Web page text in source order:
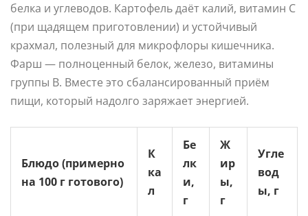
белка и углеводов. Картофель даёт калий, витамин C
(при щадящем приготовлении) и устойчивый
крахмал, полезный для микрофлоры кишечника.
Фарш — полноценный белок, железо, витамины
группы B. Вместе это сбалансированный приём
пищи, который надолго заряжает энергией.
Блюдо (примерно
на 100 г готового)
К
ка
л
Бе
лк
и,
г
Ж
ир
ы,
г
Угле
вод
ы, г